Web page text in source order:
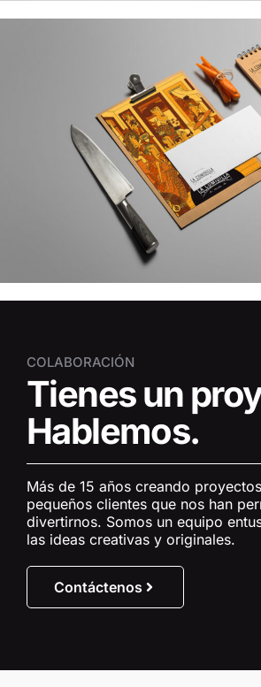
COLABORACIÓN
Tienes un
Hablemos.
Más de 15 años creando
pequeños clientes que nos han
divertirnos. Somos un equipo
las ideas creativas y originales.
Contáctenos